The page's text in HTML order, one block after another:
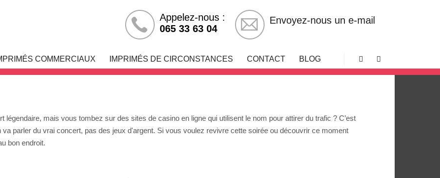
Envoyez-nous un e-mail
Appelez-nous :
065 33 63 04
COMMERCIAUX IMPRIMÉS DE CIRCONSTANCES CONTACT
BLOG
Rechercher
Plus d’infos
De Paris 1994
mais vous tombez sur des sites de casino en ligne qui utilisent le nom pour attirer du trafic ? C’est
va parler du vrai concert, pas des jeux d'argent. Si vous voulez revivre cette soirée ou découvrir ce moment
bon endroit.